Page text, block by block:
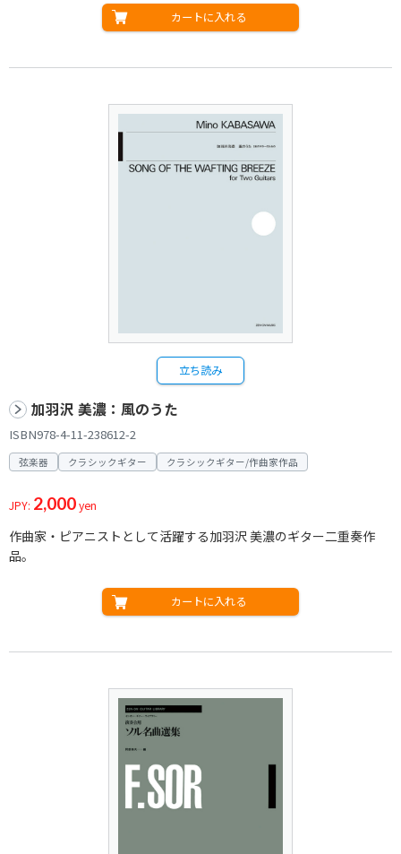
カートに入れる
立ち読み
加羽沢 美濃：風のうた
ISBN978-4-11-238612-2
弦楽器 クラシックギター クラシックギター/作曲家作品
JPY: 2,000yen
作曲家・ピアニストとして活躍する加羽沢 美濃のギター二重奏作
品。
カートに入れる